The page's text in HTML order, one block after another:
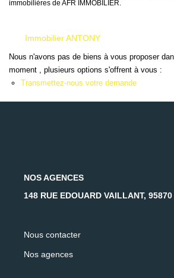
Qui Sommes Nous
AFR IMMOBILIER
AFR IMMOBILIER Carrières-
AFR IMMOBILIER Chatou -
CONTACT
immobilières de AFR IMMOBILIER.
Immobilier ANTONY
Nous n'avons pas de biens à vous proposer
moment , plusieurs options s'offrent à vous :
Transmettez-nous votre demande
NOS AGENCES
148 RUE EDOUARD VAILLANT,
Nous contacter
Nos agences